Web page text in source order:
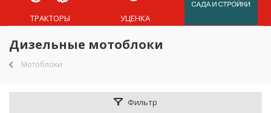
ТРАКТОРЫ УЦЕНКА
Дизельные мотоблоки
Мотоблоки
Фильтр